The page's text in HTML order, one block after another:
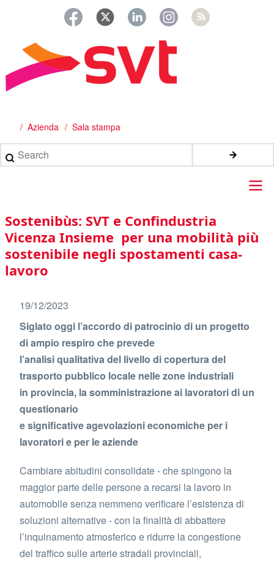
principale
Briciole
di
pane
Azienda Sala stampa
Search
Main
navigation
Sostenibùs: SVT e Confindustria
Vicenza Insieme per una mobilità più
sostenibile negli spostamenti casa-
lavoro
19/12/2023
Siglato oggi l’accordo di patrocinio di un progetto
di ampio respiro che prevede
l’analisi qualitativa del livello di copertura del
trasporto pubblico locale nelle zone industriali
in provincia, la somministrazione ai lavoratori di un
questionario
e significative agevolazioni economiche per i
lavoratori e per le aziende
Cambiare abitudini consolidate - che spingono la
maggior parte delle persone a recarsi la lavoro in
automobile senza nemmeno verificare l’esistenza di
soluzioni alternative - con la finalità di abbattere
l’inquinamento atmosferico e ridurre la congestione
del traffico sulle arterie stradali provinciali,